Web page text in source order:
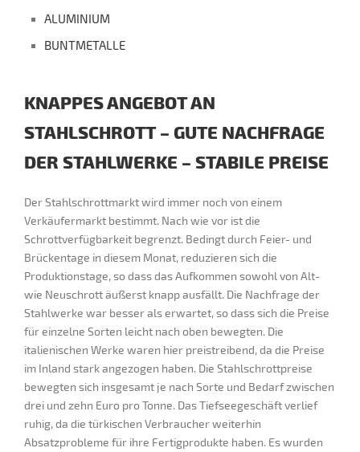
ALUMINIUM
BUNTMETALLE
KNAPPES ANGEBOT AN
STAHLSCHROTT – GUTE NACHFRAGE
DER STAHLWERKE – STABILE PREISE
Der Stahlschrottmarkt wird immer noch von einem
Verkäufermarkt bestimmt. Nach wie vor ist die
Schrottverfügbarkeit begrenzt. Bedingt durch Feier- und
Brückentage in diesem Monat, reduzieren sich die
Produktionstage, so dass das Aufkommen sowohl von Alt-
wie Neuschrott äußerst knapp ausfällt. Die Nachfrage der
Stahlwerke war besser als erwartet, so dass sich die Preise
für einzelne Sorten leicht nach oben bewegten. Die
italienischen Werke waren hier preistreibend, da die Preise
im Inland stark angezogen haben. Die Stahlschrottpreise
bewegten sich insgesamt je nach Sorte und Bedarf zwischen
drei und zehn Euro pro Tonne. Das Tiefseegeschäft verlief
ruhig, da die türkischen Verbraucher weiterhin
Absatzprobleme für ihre Fertigprodukte haben. Es wurden